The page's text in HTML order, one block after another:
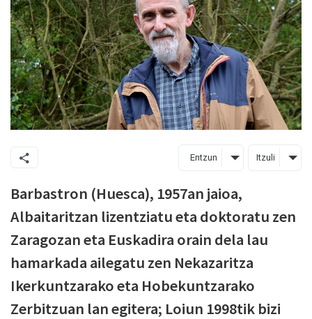
Entzun Itzuli
Barbastron (Huesca), 1957an jaioa,
Albaitaritzan lizentziatu eta doktoratu zen
Zaragozan eta Euskadira orain dela lau
hamarkada ailegatu zen Nekazaritza
Ikerkuntzarako eta Hobekuntzarako
Zerbitzuan lan egitera; Loiun 1998tik bizi